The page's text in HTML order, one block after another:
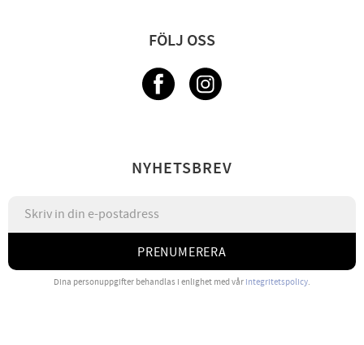
FÖLJ OSS
NYHETSBREV
PRENUMERERA
Dina personuppgifter behandlas i enlighet med vår integritetspolicy.